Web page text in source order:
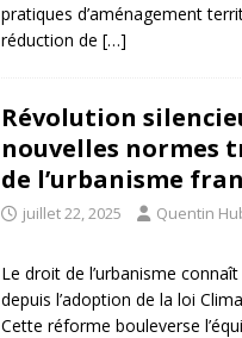
pratiques d’aménagement
réduction de […]
Révolution
nouvelles normes
de l’urbanisme
juillet 22, 2025 Quentin
Le droit de l’urbanisme
depuis l’adoption de la loi
Cette réforme bouleverse